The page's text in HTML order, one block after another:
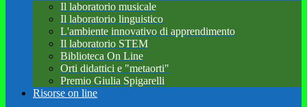
Il laboratorio musicale
Il laboratorio linguistico
L'ambiente innovativo di apprendimento
Il laboratorio STEM
Biblioteca On Line
Orti didattici e "metaorti"
Premio Giulia Spigarelli
Risorse on line